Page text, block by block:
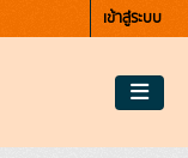
เข้าสู่ระบบ